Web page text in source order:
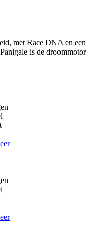
met Race DNA en een
is de droommotor